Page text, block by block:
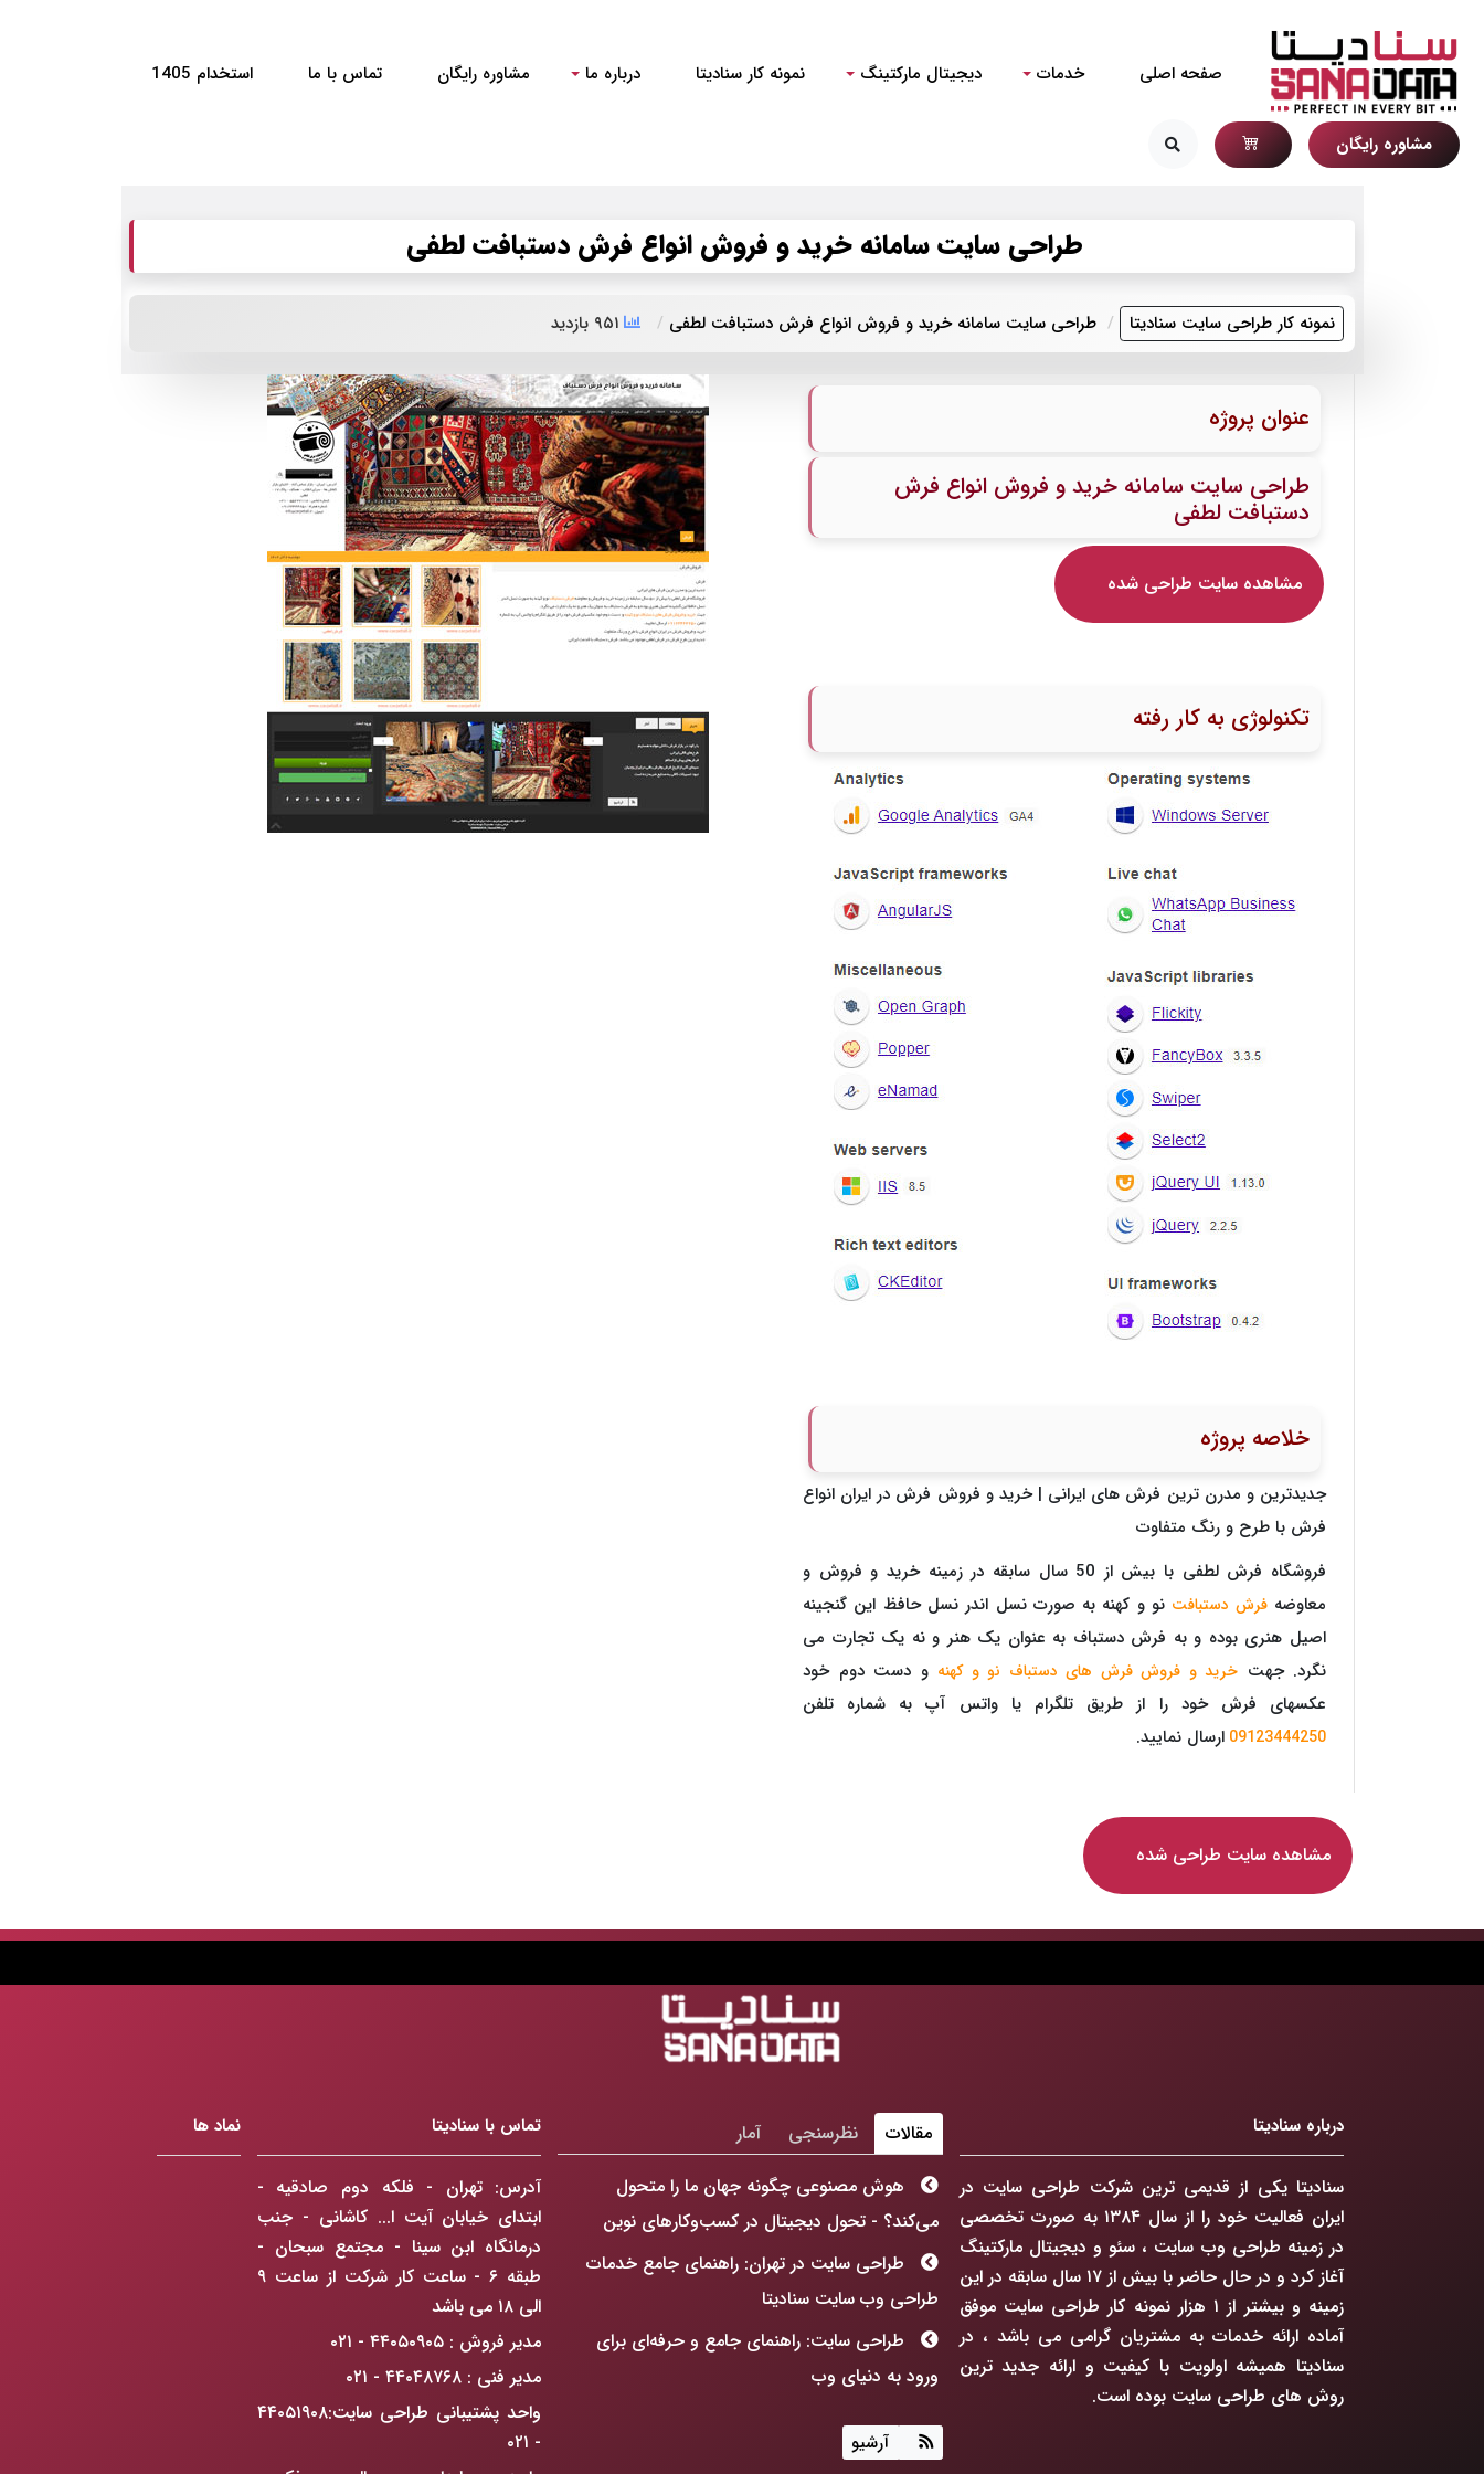
صفحه اصلی خدمات دیجیتال مارکتینگ نمونه کار سنادیتا درباره ما مشاوره رایگان تماس با ما استخدام 1405
مشاوره رایگان
طراحی سایت سامانه خرید و فروش انواع فرش دستبافت لطفی
نمونه کار طراحی سایت سنادیتا طراحی سایت سامانه خرید و فروش انواع فرش دستبافت لطفی ۹۵۱ بازدید
عنوان پروژه
طراحی سایت سامانه خرید و فروش انواع فرش
دستبافت لطفی
مشاهده سایت طراحی شده
تکنولوژی به کار رفته
خلاصه پروژه
جدیدترین و مدرن ترین فرش های ایرانی | خرید و فروش فرش در ایران انواع
فرش با طرح و رنگ متفاوت
فروشگاه فرش لطفی با بیش از 50 سال سابقه در زمینه خرید و فروش و
معاوضهفرش دستبافت نو و کهنه به صورت نسل اندر نسل حافظ این گنجینه
اصیل هنری بوده و به فرش دستباف به عنوان یک هنر و نه یک تجارت می
نگرد. جهت خرید و فروش فرش های دستباف نو و کهنه و دست دوم خود
عکسهای فرش خود را از طریق تلگرام یا واتس آپ به شماره تلفن
09123444250 ارسال نمایید.
مشاهده سایت طراحی شده
درباره سنادیتا
سنادیتا یکی از قدیمی ترین شرکت طراحی سایت در
ایران فعالیت خود را از سال ۱۳۸۴ به صورت تخصصی
در زمینه طراحی وب سایت ، سئو و دیجیتال مارکتینگ
آغاز کرد و در حال حاضر با بیش از ۱۷ سال سابقه در این
زمینه و بیشتر از ۱ هزار نمونه کار طراحی سایت موفق
آماده ارائه خدمات به مشتریان گرامی می باشد ، در
سنادیتا همیشه اولویت با کیفیت و ارائه جدید ترین
روش های طراحی سایت بوده است.
مقالات نظرسنجی
آمار
هوش مصنوعی چگونه جهان ما را متحول
می‌کند؟ - تحول دیجیتال در کسب‌وکارهای نوین
طراحی سایت در تهران: راهنمای جامع خدمات
طراحی وب سایت سنادیتا
طراحی سایت: راهنمای جامع و حرفه‌ای برای
ورود به دنیای وب
می‌کند؟آرشیو
تماس با سنادیتا
آدرس: تهران - فلکه دوم صادقیه -
ابتدای خیابان آیت ا... کاشانی - جنب
درمانگاه ابن سینا - مجتمع سبحان -
طبقه ۶ - ساعت کار شرکت از ساعت ۹
الی ۱۸ می باشد
مدیر فروش : ۴۴۰۵۰۹۰۵ - ۰۲۱
مدیر فنی : ۴۴۰۴۸۷۶۸ - ۰۲۱
واحد پشتیبانی طراحی سایت:۴۴۰۵۱۹۰۸
- ۰۲۱
نماد ها